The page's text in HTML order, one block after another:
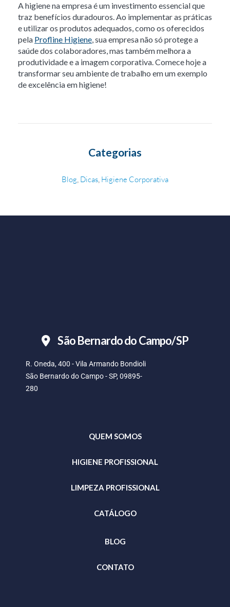
A higiene na empresa é um investimento essencial que
traz benefícios duradouros. Ao implementar as práticas
e utilizar os produtos adequados, como os oferecidos
pela Profline Higiene, sua empresa não só protege a
saúde dos colaboradores, mas também melhora a
produtividade e a imagem corporativa. Comece hoje a
transformar seu ambiente de trabalho em um exemplo
de excelência em higiene!
Categorias
Blog Dicas Higiene Corporativa
São Bernardo do Campo/SP
R. Oneda, 400 - Vila Armando Bondioli
São Bernardo do Campo - SP, 09895-
280
QUEM SOMOS
HIGIENE PROFISSIONAL
LIMPEZA PROFISSIONAL
CATÁLOGO
BLOG
CONTATO